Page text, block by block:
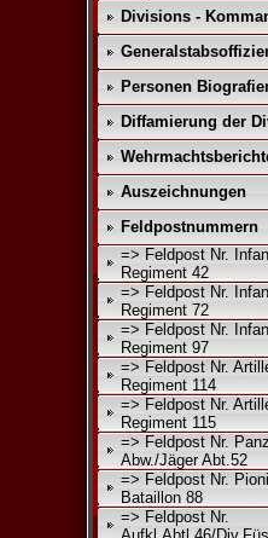
Divisions -
Personen
Diffamierung der
Auszeichnungen
Feldpostnummern
=> Feldpost Nr.
Regiment 42
=> Feldpost Nr.
Regiment 72
=> Feldpost Nr.
Regiment 97
=> Feldpost Nr.
Regiment 114
=> Feldpost Nr.
Regiment 115
=> Feldpost Nr.
Abw./Jäger Abt.52
=> Feldpost Nr.
Bataillon 88
=> Feldpost Nr.